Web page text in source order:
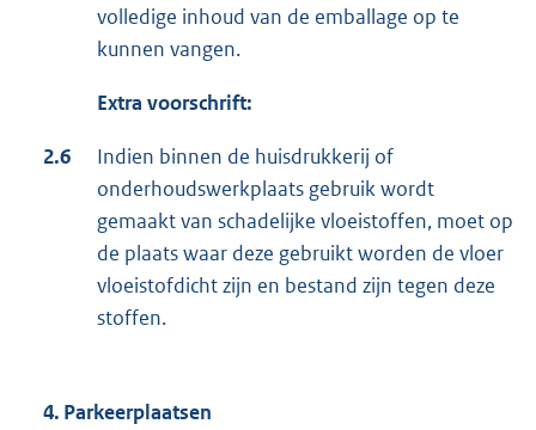
volledige inhoud van de emballage op te
kunnen vangen.
Extra voorschrift:
2.6
Indien binnen de huisdrukkerij of
onderhoudswerkplaats gebruik wordt
gemaakt van schadelijke vloeistoffen, moet op
de plaats waar deze gebruikt worden de vloer
vloeistofdicht zijn en bestand zijn tegen deze
stoffen.
4. Parkeerplaatsen